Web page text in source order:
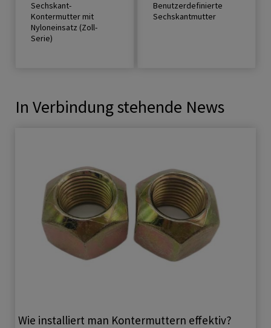
Sechskant-
Kontermutter mit
Nyloneinsatz (Zoll-
Serie)
Benutzerdefinierte
Sechskantmutter
In Verbindung stehende News
Wie installiert man Kontermuttern effektiv?